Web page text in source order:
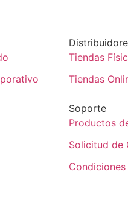
Tiendas
Tiendas
Soporte
Productos
Solicitud de